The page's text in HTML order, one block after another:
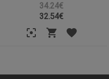
34.24€
32.54€